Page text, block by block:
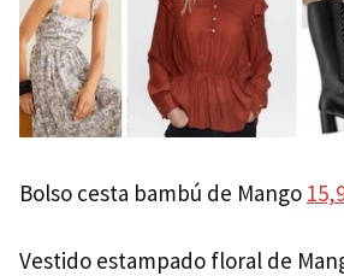
Bolso cesta bambú de Mango
Vestido estampado floral de